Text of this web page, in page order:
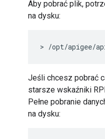
Aby pobrać plik,
na dysku:
> /opt/apigee/
Jeśli chcesz pobrać
starsze wskaźniki
Pełne pobranie
na dysku: